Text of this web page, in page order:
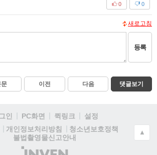
0
0
새로고침
등록
문 이전 다음 댓글보기
인 PC화면 퀵링크
설정
개인정보처리방침
청소년보호정책
불법촬영물신고안내
(주)
▲